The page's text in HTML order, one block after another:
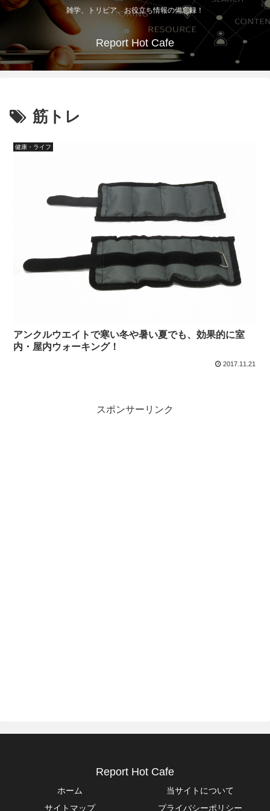
雑学、トリビア、お役立ち情報の備忘録！
Report Hot Cafe
筋トレ
健康・ライフ
アンクルウエイトで寒い冬や暑い夏でも、効果的に室
内・屋内ウォーキング！
2017.11.21
スポンサーリンク
Report Hot Cafe
ホーム
当サイトについて
サイトマップ
プライバシーポリシー